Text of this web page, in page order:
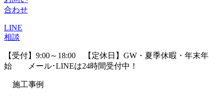
合わせ
LINE
相談
【受付】9:00～18:00 【定休日】GW・夏季休暇・年末年
始 メール･LINEは24時間受付中！
施工事例